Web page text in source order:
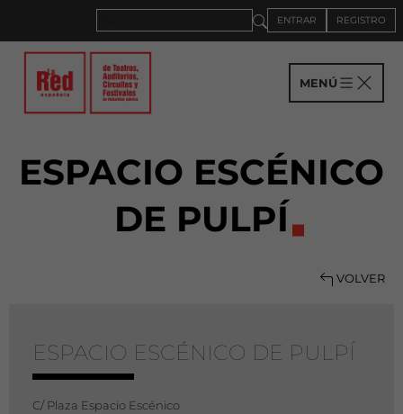
ENTRAR REGISTRO
MENÚ
ESPACIO ESCÉNICO
DE PULPÍ
VOLVER
ESPACIO ESCÉNICO DE PULPÍ
C/ Plaza Espacio Escénico